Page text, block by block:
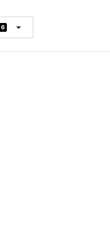
6 arrow_drop_down